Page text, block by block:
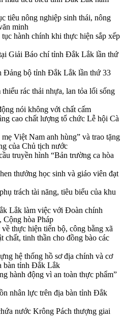
tiêu nông nghiệp sinh thái, nông
minh
hành chính khi thực hiện sắp xếp
Giải Báo chí tỉnh Đắk Lắk lần thứ
Đảng bộ tỉnh Đắk Lắk lần thứ 33
rác thải nhựa, lan tỏa lối sống
nói không với chất cấm
cao chất lượng tổ chức Lễ hội Cà
Việt Nam anh hùng” và trao tặng
của Chủ tịch nước
truyền hình “Bản trường ca hòa
thưởng học sinh và giáo viên đạt
trách tài năng, tiêu biểu của khu
Lắk làm việc với Đoàn chính
Cộng hòa Pháp
thực hiện tiến bộ, công bằng xã
chất, tinh thần cho đồng bào các
hệ thống hồ sơ địa chính và cơ
bàn tỉnh Đắk Lắk
hành động vì an toàn thực phẩm”
nhân lực trên địa bàn tỉnh Đắk
nước Krông Pách thượng giai